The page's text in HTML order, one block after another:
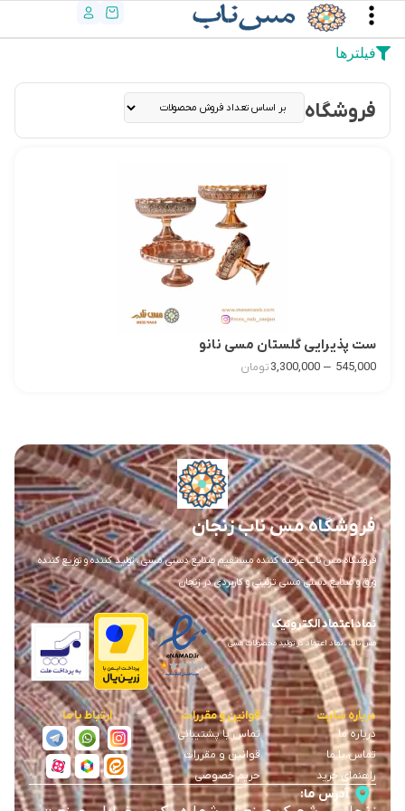
فیلترها
فروشگاه
ست پذیرایی گلستان مسی نانو
545,000
–
3,300,000تومان
فروشگاه مس ناب زنجان
فروشگاه مس ناب عرضه کننده مستقیم صنایع دستی مسی ، تولید کننده و توزیع کننده
ورق و صنایع دستی مسی تزئینی و کاربردی در زنجان
نماد اعتماد الکترونیک
مس ناب ، نماد اعتماد در تولید محصولات مسی
درباره سایت
درباره ما
تماس با ما
راهنمای خرید
قوانین و مقررات
تماس با پشتیبانی
قوانین و مقررات
حریم خصوصی
ارتباط با ما
آدرس ما: